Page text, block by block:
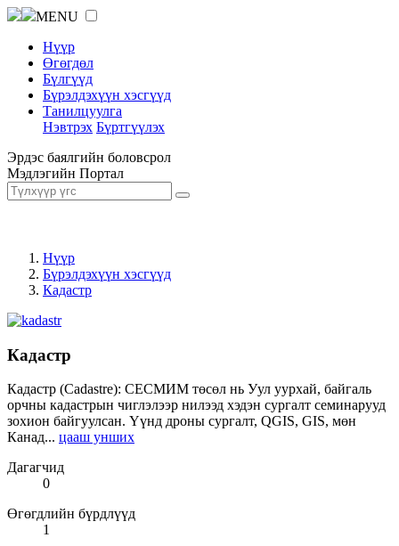
MENU
Нүүр
Өгөгдөл
Бүлгүүд
Бүрэлдэхүүн хэсгүүд
Танилцуулга
Нэвтрэх Бүртгүүлэх
Эрдэс баялгийн боловсрол
Мэдлэгийн Портал
Нүүр
Бүрэлдэхүүн хэсгүүд
Кадастр
Кадастр
Кадастр (Cadastre): СЕСМИМ төсөл нь Уул уурхай, байгаль
орчны кадастрын чиглэлээр нилээд хэдэн сургалт семинарууд
зохион байгуулсан. Үүнд дроны сургалт, QGIS, GIS, мөн
Канад... цааш унших
Дагагчид
0
Өгөгдлийн бүрдлүүд
1